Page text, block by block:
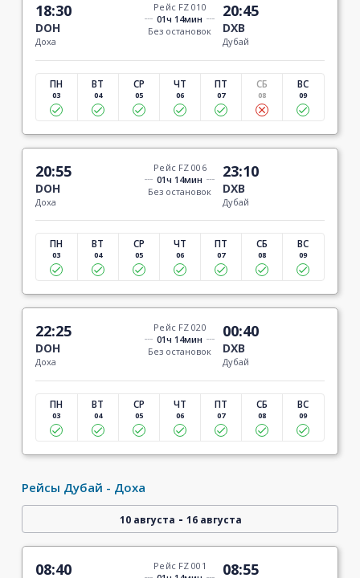
18:30
DOH
Доха
Рейс FZ 010
01ч 14мин
Без остановок
20:45
DXB
Дубай
ПН
03
ВТ
04
СР
05
ЧТ
06
ПТ
07
СБ
08
ВС
09
20:55
DOH
Доха
Рейс FZ 006
01ч 14мин
Без остановок
23:10
DXB
Дубай
ПН
03
ВТ
04
СР
05
ЧТ
06
ПТ
07
СБ
08
ВС
09
22:25
DOH
Доха
Рейс FZ 020
01ч 14мин
Без остановок
00:40
DXB
Дубай
ПН
03
ВТ
04
СР
05
ЧТ
06
ПТ
07
СБ
08
ВС
09
Рейсы Дубай - Доха
10 августа - 16 августа
08:40
Рейс FZ 001
08:55